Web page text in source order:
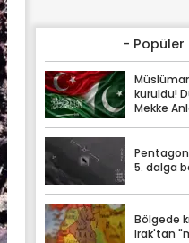
- Popüler
kuruldu!
Mekke
Pentagon
5. dalga
Bölgede
Irak'tan